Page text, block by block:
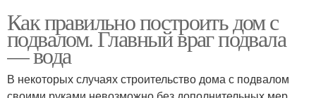
Как правильно построить дом с
подвалом. Главный враг подвала
— вода
В некоторых случаях строительство дома с подвалом